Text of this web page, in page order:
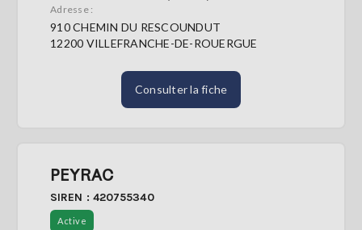
Adresse :
910 CHEMIN DU RESCOUNDUT
12200 VILLEFRANCHE-DE-ROUERGUE
Consulter la fiche
PEYRAC
SIREN : 420755340
Active